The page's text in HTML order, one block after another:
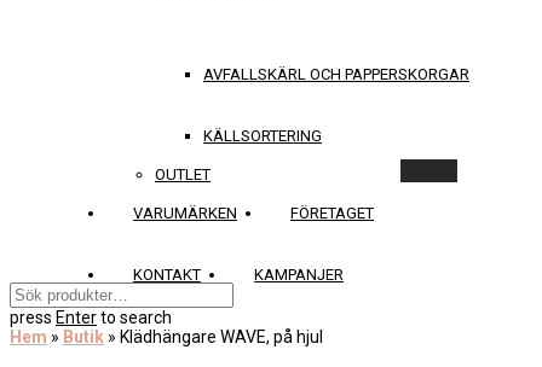
AVFALLSKÄRL OCH PAPPERSKORGAR
KÄLLSORTERING
OUTLET
VARUMÄRKEN FÖRETAGET
KONTAKT KAMPANJER
press Enterto search
Hem » Butik » Klädhängare WAVE, på hjul